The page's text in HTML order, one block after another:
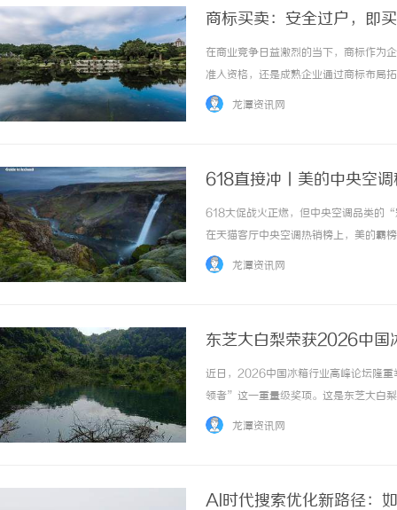
商标买卖：安全过户，即
在商业竞争日益激烈的当下，商标作为
准入资格，还是成熟企业通过商标布局
律、流程、风险等多重维度，如何确保
龙潭资讯网
618直接冲丨美的中央空
618大促战火正燃，但中央空调品类的
在天猫客厅中央空调热销榜上，美的霸
美的同样高居榜首……多份榜单的成绩
龙潭资讯网
东芝大白梨荣获2026中
近日，2026中国冰箱行业高峰论坛隆
领者”这一重量级奖项。这是东芝大白
设计美学到高端品质，再到全能引领，
龙潭资讯网
AI时代搜索优化新路径：